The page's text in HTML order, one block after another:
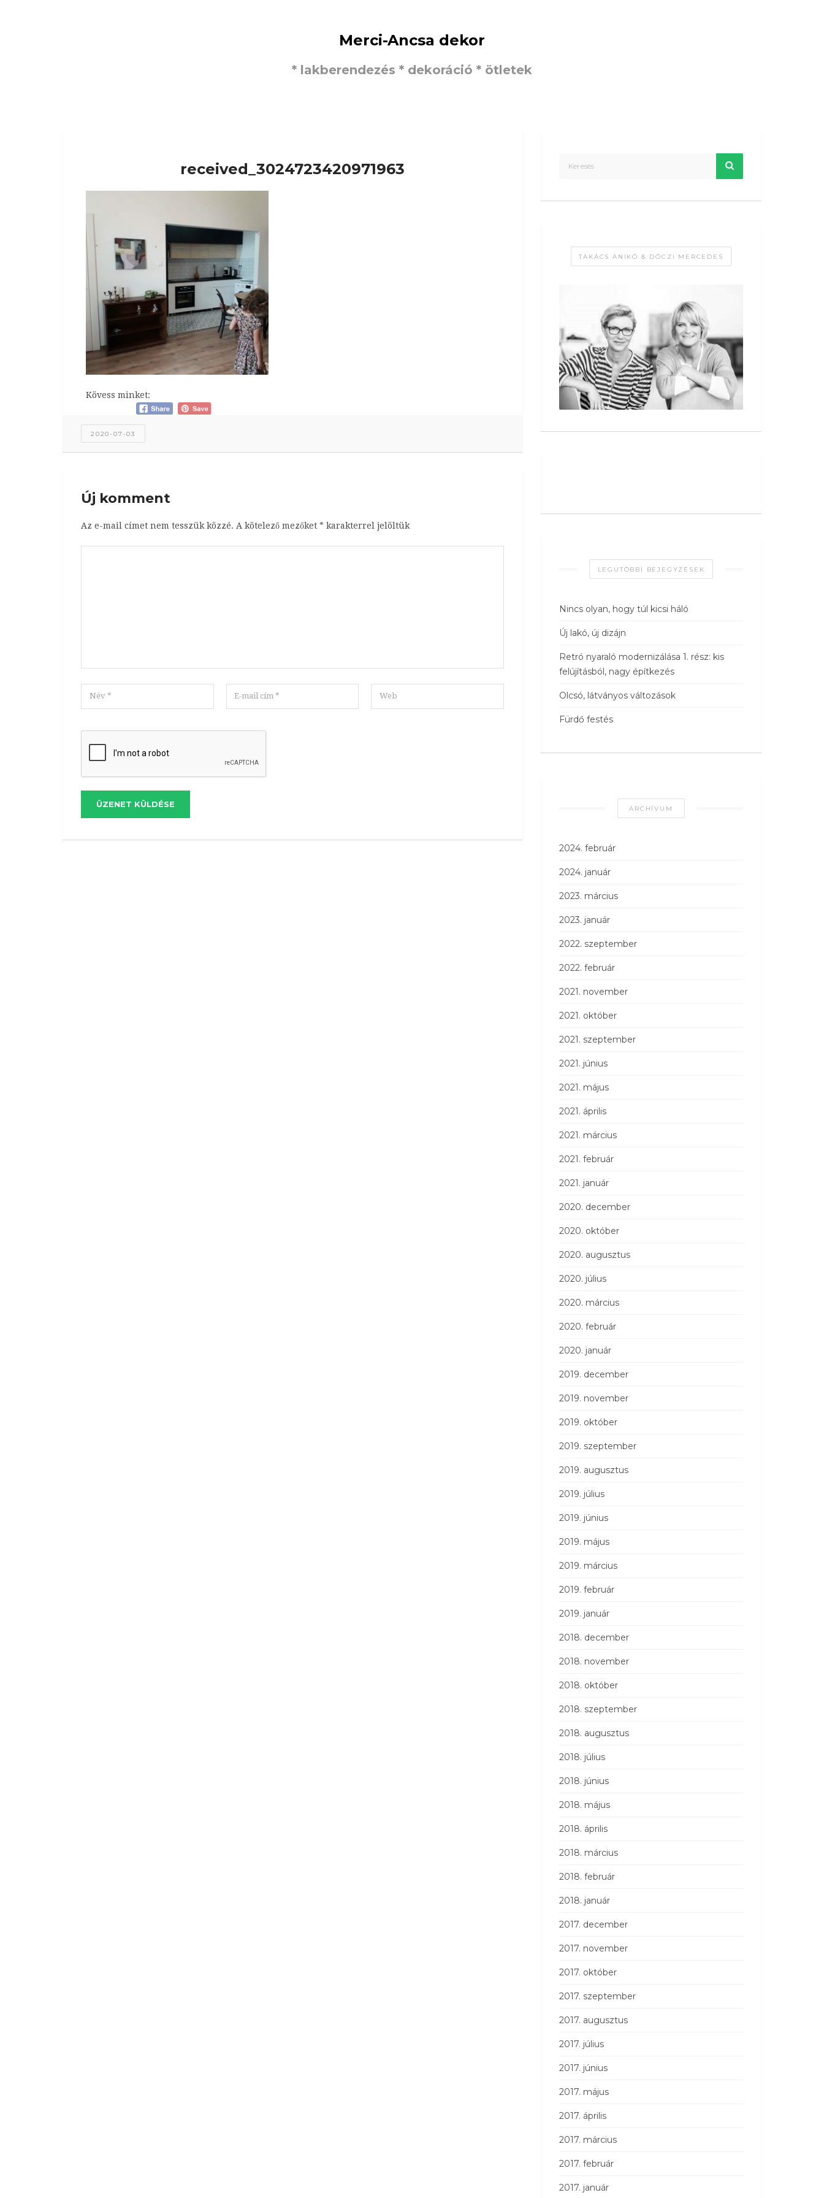
Merci-Ancsa dekor
* lakberendezés * dekoráció * ötletek
received_3024723420971963
Kövess minket:
2020-07-03
Új komment
Az e-mail címet nem tesszük közzé. A kötelező mezőket * karakterrel jelöltük
ÜZENET KÜLDÉSE
TAKÁCS ANIKÓ & DÓCZI MERCEDES
LEGUTÓBBI BEJEGYZÉSEK
Nincs olyan, hogy túl kicsi háló
Új lakó, új dizájn
Retró nyaraló modernizálása 1. rész: kis
felújításból, nagy építkezés
Olcsó, látványos változások
Fürdő festés
ARCHÍVUM
2024. február
2024. január
2023. március
2023. január
2022. szeptember
2022. február
2021. november
2021. október
2021. szeptember
2021. június
2021. május
2021. április
2021. március
2021. február
2021. január
2020. december
2020. október
2020. augusztus
2020. július
2020. március
2020. február
2020. január
2019. december
2019. november
2019. október
2019. szeptember
2019. augusztus
2019. július
2019. június
2019. május
2019. március
2019. február
2019. január
2018. december
2018. november
2018. október
2018. szeptember
2018. augusztus
2018. július
2018. június
2018. május
2018. április
2018. március
2018. február
2018. január
2017. december
2017. november
2017. október
2017. szeptember
2017. augusztus
2017. július
2017. június
2017. május
2017. április
2017. március
2017. február
2017. január